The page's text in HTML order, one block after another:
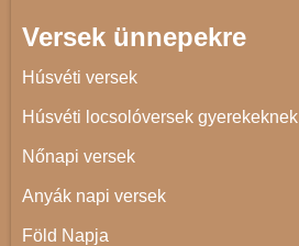
Versek ünnepekre
Húsvéti versek
Húsvéti locsolóversek gyerekeknek
Nőnapi versek
Anyák napi versek
Föld Napja